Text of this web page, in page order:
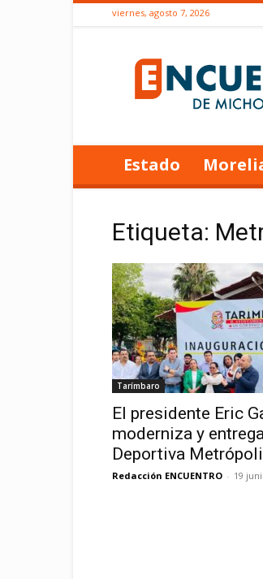
viernes, agosto 7, 2026
de
Estado
Etiqueta:
Tarímbaro
El presidente Eric
moderniza y
Deportiva
Redacción ENCUENTRO - 19